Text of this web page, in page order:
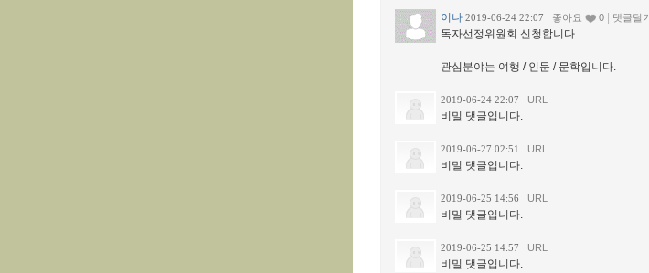
이나 2019-06-24 22:07 좋아요 0 댓글달기
독자선정위원회 신청합니다.
관심분야는 여행 / 인문 / 문학입니다.
2019-06-24 22:07 URL
비밀 댓글입니다.
2019-06-27 02:51 URL
비밀 댓글입니다.
2019-06-25 14:56 URL
비밀 댓글입니다.
2019-06-25 14:57 URL
비밀 댓글입니다.